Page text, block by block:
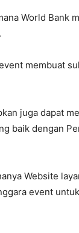
World Bank
membuat
juga dapat
baik dengan
Website
event